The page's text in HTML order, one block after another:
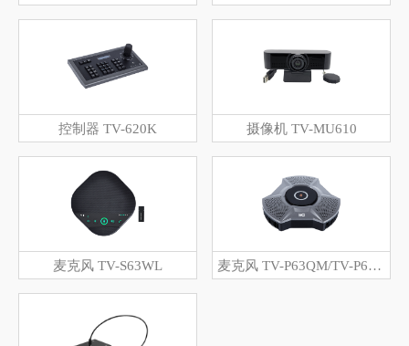
控制器 TV-620K 摄像机 TV-MU610
麦克风 TV-S63WL 麦克风 TV-P63QM/TV-P63KM